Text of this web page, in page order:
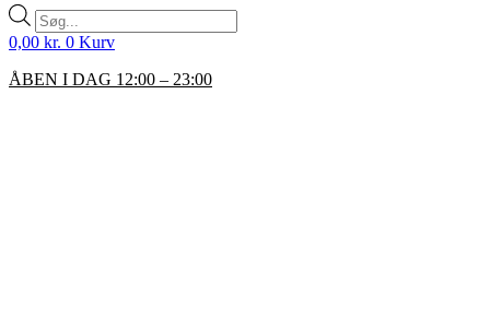
Products
search
0,00 kr. 0 Kurv
ÅBEN I DAG 12:00 – 23:00